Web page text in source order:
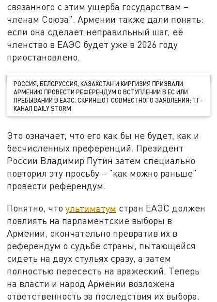
связанного с этим ущерба государствам –
членам Союза". Армении также дали понять:
если она сделает неправильный шаг, её
членство в ЕАЭС будет уже в 2026 году
приостановлено.
РОССИЯ, БЕЛОРУССИЯ, КАЗАХСТАН И КИРГИЗИЯ ПРИЗВАЛИ
АРМЕНИЮ ПРОВЕСТИ РЕФЕРЕНДУМ О ВСТУПЛЕНИИ В ЕС ИЛИ
ПРЕБЫВАНИИ В ЕАЭС. СКРИНШОТ СОВМЕСТНОГО ЗАЯВЛЕНИЯ: ТГ-
КАНАЛ DAILY STORM
Это означает, что его как бы не будет, как и
бесчисленных преференций. Президент
России Владимир Путин затем специально
повторил эту просьбу – "как можно раньше"
провести референдум.
Понятно, чтоультиматум стран ЕАЭС должен
повлиять на парламентские выборы в
Армении, окончательно превратив их в
референдум о судьбе страны, пытающейся
сидеть на двух стульях сразу, а затем
полностью пересесть на вражеский. Теперь
на власти и народ Армении возложена
ответственность за последствия их выбора.